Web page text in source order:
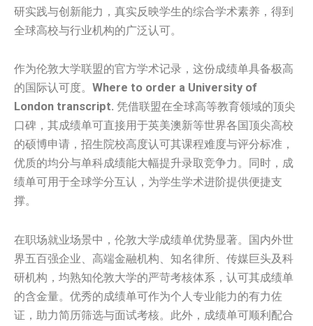
研实践与创新能力，真实反映学生的综合学术素养，得到
全球高校与行业机构的广泛认可。
作为伦敦大学联盟的官方学术记录，这份成绩单具备极高
的国际认可度。 Where to order a University of
London transcript. 凭借联盟在全球高等教育领域的顶尖
口碑，其成绩单可直接用于英美澳新等世界各国顶尖高校
的硕博申请，招生院校高度认可其课程难度与评分标准，
优质的均分与单科成绩能大幅提升录取竞争力。同时，成
绩单可用于全球学分互认，为学生学术进阶提供便捷支
撑。
在职场就业场景中，伦敦大学成绩单优势显著。国内外世
界五百强企业、高端金融机构、知名律所、传媒巨头及科
研机构，均熟知伦敦大学的严苛考核体系，认可其成绩单
的含金量。优秀的成绩单可作为个人专业能力的有力佐
证，助力简历筛选与面试考核。此外，成绩单可顺利配合